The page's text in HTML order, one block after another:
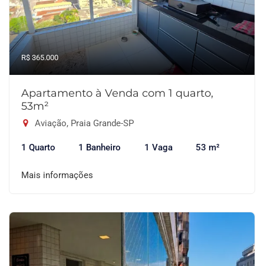
R$ 365.000
Apartamento à Venda com 1 quarto,
53m²
Aviação, Praia Grande-SP
1 Quarto 1 Banheiro 1 Vaga 53 m²
Mais informações